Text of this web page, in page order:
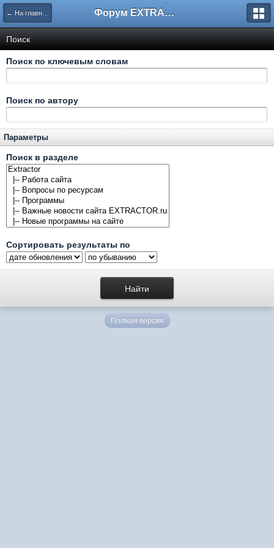
← На главную Форум EXTRACTOR.ru
Поиск
Поиск по ключевым словам
Поиск по автору
Параметры
Поиск в разделе
Сортировать результаты по
Полная версия